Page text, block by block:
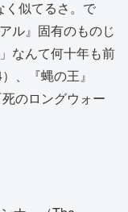
く似てるさ。で
ル』固有のものじ
なんて何十年も前
、『蝿の王』
のロングウォー